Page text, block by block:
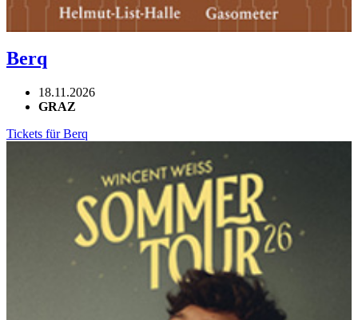
Berq
18.11.2026
GRAZ
Tickets für Berq